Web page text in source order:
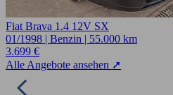
Fiat Brava 1.4 12V SX
01/1998 | Benzin | 55.000 km
3.699 €
Alle Angebote ansehen ➚